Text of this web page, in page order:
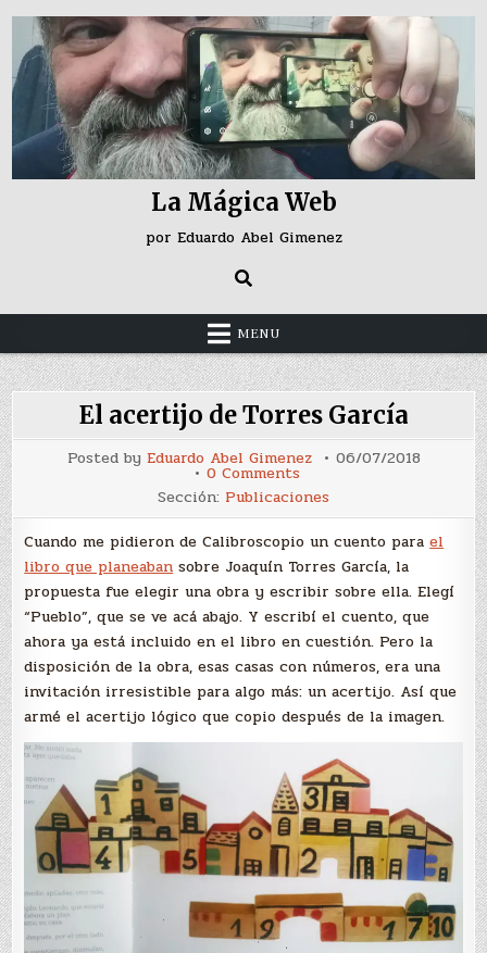
Skip
content
La Mágica Web
por Eduardo Abel Gimenez
MENU
El acertijo de Torres García
Posted by Eduardo Abel Gimenez 06/07/2018
0 Commentson
acertijo
de
García
Sección: Publicaciones
Cuando me pidieron de Calibroscopio un cuento parael
libro que planeaban sobre Joaquín Torres García, la
propuesta fue elegir una obra y escribir sobre ella. Elegí
“Pueblo”, que se ve acá abajo. Y escribí el cuento, que
ahora ya está incluido en el libro en cuestión. Pero la
disposición de la obra, esas casas con números, era una
invitación irresistible para algo más: un acertijo. Así que
armé el acertijo lógico que copio después de la imagen.